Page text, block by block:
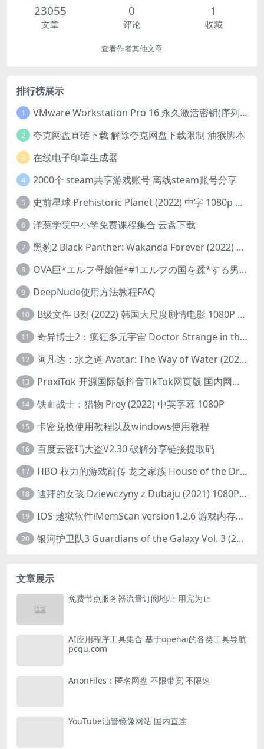
23055
文章
0
评论
1
收藏
查看作者其他文章
排行榜展示
1 VMware Workstation Pro 16 永久激活密钥(序列号)
2 夸克网盘直链下载 解除夸克网盘下载限制 油猴脚本
3 在线电子印章生成器
4 2000个 steam共享游戏账号 离线steam账号分享
5 史前星球 Prehistoric Planet (2022) 中字 1080p 高清 阿里云盘 2022.5.27已更新全集
6 洋葱学院中小学免费课程集合 云盘下载
7 黑豹2 Black Panther: Wakanda Forever (2022) 高清版
8 OVA巨*エルフ母娘催*#1エルフの国を蹂*する男。汚された女王と姫
9 DeepNude使用方法教程FAQ
10 B级文件 B컷 (2022) 韩国大尺度剧情电影 1080P 中字
11 奇异博士2：疯狂多元宇宙 Doctor Strange in the Multiverse of Madness (2022) 高清版1080p
12 阿凡达：水之道 Avatar: The Way of Water (2022) 1080p 2k 4k 中文字幕
13 ProxiTok 开源国际版抖音TikTok网页版 国内网络直连
14 铁血战士：猎物 Prey (2022) 中英字幕 1080P
15 卡密兑换使用教程以及windows使用教程
16 百度云密码大盗V2.30 破解分享链接提取码
17 HBO 权力的游戏前传 龙之家族 House of the Dragon (2022) 中字 1080P 更新4集
18 迪拜的女孩 Dziewczyny z Dubaju (2021) 1080P 中字
19 IOS 越狱软件iMemScan version1.2.6 游戏内存修改器
20 银河护卫队3 Guardians of the Galaxy Vol. 3 (2023)4K高清资源1080p只分享精品
文章展示
免费节点服务器流量订阅地址 用完为止
AI应用程序工具集合 基于openai的各类工具导航
pcqu.com
AnonFiles：匿名网盘 不限带宽 不限速
YouTube油管镜像网站 国内直连